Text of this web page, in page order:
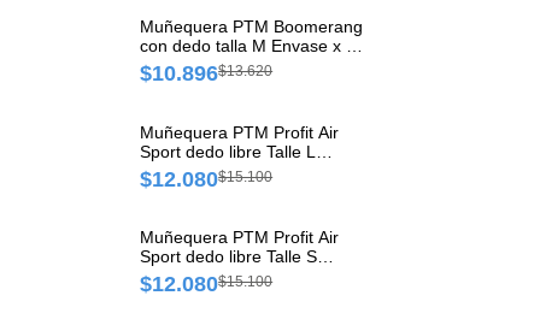
Muñequera PTM Boomerang
con dedo talla M Envase x 1
un
$10.896$13.620
Muñequera PTM Profit Air
Sport dedo libre Talle L
Envase x 1 und
$12.080$15.100
Muñequera PTM Profit Air
Sport dedo libre Talle S
Envase x 1 und
$12.080$15.100